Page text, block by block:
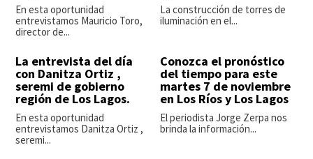
En esta oportunidad
entrevistamos Mauricio Toro,
director de...
La construcción de torres de
iluminación en el...
La entrevista del día
con Danitza Ortiz ,
seremi de gobierno
región de Los Lagos.
En esta oportunidad
entrevistamos Danitza Ortiz ,
seremi...
Conozca el pronóstico
del tiempo para este
martes 7 de noviembre
en Los Ríos y Los Lagos
El periodista Jorge Zerpa nos
brinda la información...